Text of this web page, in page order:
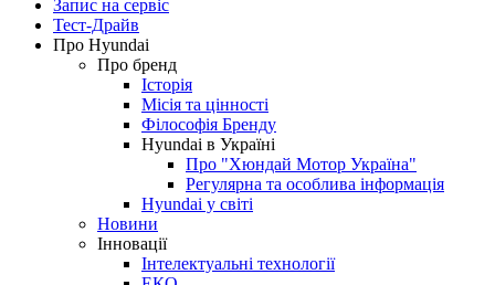
Запис на сервіс
Тест-Драйв
Про Hyundai
Про бренд
Історія
Місія та цінності
Філософія Бренду
Hyundai в Україні
Про "Хюндай Мотор Україна"
Регулярна та особлива інформація
Hyundai у світі
Новини
Інновації
Інтелектуальні технології